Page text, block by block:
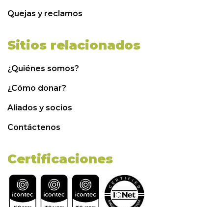
Quejas y reclamos
Sitios relacionados
¿Quiénes somos?
¿Cómo donar?
Aliados y socios
Contáctenos
Certificaciones